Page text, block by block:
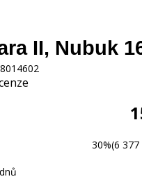
II, Nubuk
30%(6 377